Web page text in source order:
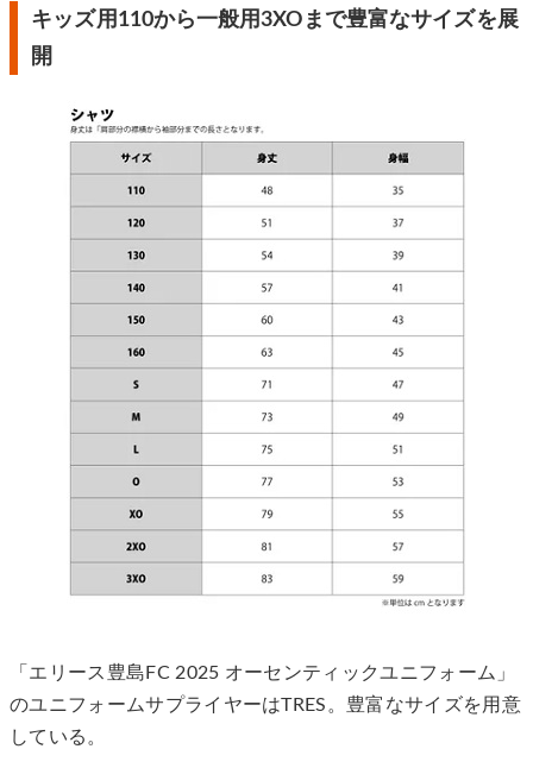
キッズ用110から一般用3XOまで豊富なサイズを展
開
「エリース豊島FC 2025 オーセンティックユニフォーム」
のユニフォームサプライヤーはTRES。豊富なサイズを用意
している。